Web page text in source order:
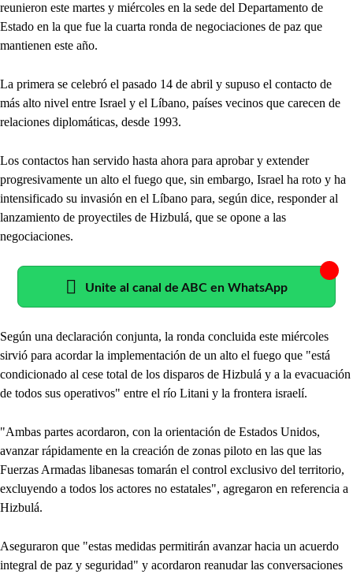
reunieron este martes y miércoles en la sede del Departamento de
Estado en la que fue la cuarta ronda de negociaciones de paz que
mantienen este año.
La primera se celebró el pasado 14 de abril y supuso el contacto de
más alto nivel entre Israel y el Líbano, países vecinos que carecen de
relaciones diplomáticas, desde 1993.
Los contactos han servido hasta ahora para aprobar y extender
progresivamente un alto el fuego que, sin embargo, Israel ha roto y ha
intensificado su invasión en el Líbano para, según dice, responder al
lanzamiento de proyectiles de Hizbulá, que se opone a las
negociaciones.
Unite al canal de ABC en WhatsApp
Según una declaración conjunta, la ronda concluida este miércoles
sirvió para acordar la implementación de un alto el fuego que "está
condicionado al cese total de los disparos de Hizbulá y a la evacuación
de todos sus operativos" entre el río Litani y la frontera israelí.
"Ambas partes acordaron, con la orientación de Estados Unidos,
avanzar rápidamente en la creación de zonas piloto en las que las
Fuerzas Armadas libanesas tomarán el control exclusivo del territorio,
excluyendo a todos los actores no estatales", agregaron en referencia a
Hizbulá.
Aseguraron que "estas medidas permitirán avanzar hacia un acuerdo
integral de paz y seguridad" y acordaron reanudar las conversaciones